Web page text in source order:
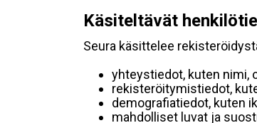
Käsiteltävät
Seura käsittelee
yhteystiedot, kuten nimi,
rekisteröitymistiedot,
demografiatiedot, kuten
mahdolliset luvat ja